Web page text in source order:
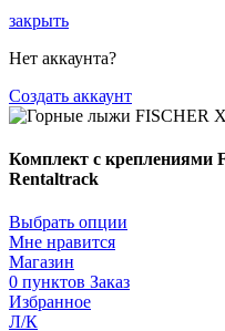
закрыть
Нет аккаунта?
Создать аккаунт
Комплект с
Rentaltrack
Выбрать опции
Мне нравится
Магазин
0 пунктов Заказ
Избранное
Л/К